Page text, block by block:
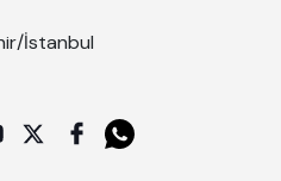
İstanbul